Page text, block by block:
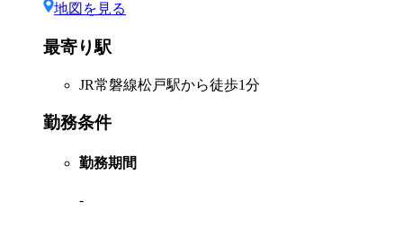
地図を見る
最寄り駅
JR常磐線松戸駅から徒歩1分
勤務条件
勤務期間
-